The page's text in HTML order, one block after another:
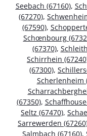
Seebach (67160),
(67270),
(67590),
Schœnbourg
(67370),
Schirrhein
(67300),
Scherlenheim
(67350),
Seltz (67470),
Sarrewerden
Salmbach (67160),